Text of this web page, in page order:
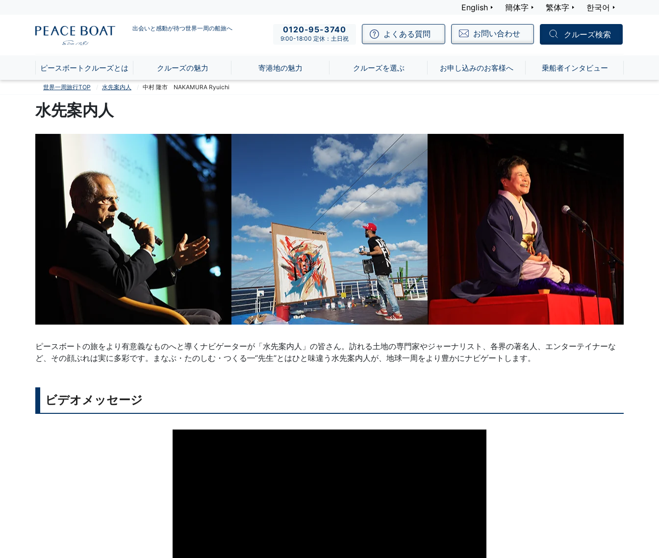
English 簡体字 繁体字 한국어
出会いと感動が待つ世界一周の船旅へ 0120-95-3740
9:00-18:00 定休：土日祝 よくある質問 お問い合わせ クルーズ検索
ピースボートクルーズとは クルーズの魅力 寄港地の魅力 クルーズを選ぶ お申し込みのお客様へ 乗船者インタビュー
世界一周旅行TOP 水先案内人 中村 隆市 NAKAMURA Ryuichi
水先案内人
ピースボートの旅をより有意義なものへと導くナビゲーターが「水先案内人」の皆さん。訪れる土地の専門家やジャーナリスト、各界の著名人、エンターテイナーな
ど、その顔ぶれは実に多彩です。まなぶ・たのしむ・つくる━“先生”とはひと味違う水先案内人が、地球一周をより豊かにナビゲートします。
ビデオメッセージ